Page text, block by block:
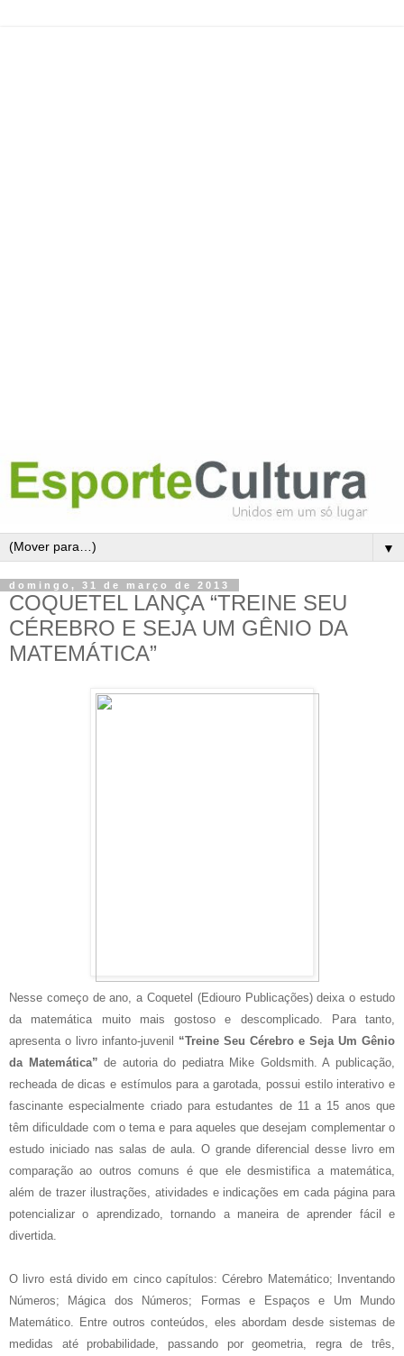
▼
domingo, 31 de março de 2013
COQUETEL LANÇA “TREINE SEU
CÉREBRO E SEJA UM GÊNIO DA
MATEMÁTICA”
Nesse começo de ano, a Coquetel (Ediouro Publicações) deixa o estudo
da matemática muito mais gostoso e descomplicado. Para tanto,
apresenta o livro infanto-juvenil “Treine Seu Cérebro e Seja Um Gênio
da Matemática” de autoria do pediatra Mike Goldsmith. A publicação,
recheada de dicas e estímulos para a garotada, possui estilo interativo e
fascinante especialmente criado para estudantes de 11 a 15 anos que
têm dificuldade com o tema e para aqueles que desejam complementar o
estudo iniciado nas salas de aula. O grande diferencial desse livro em
comparação ao outros comuns é que ele desmistifica a matemática,
além de trazer ilustrações, atividades e indicações em cada página para
potencializar o aprendizado, tornando a maneira de aprender fácil e
divertida.
O livro está divido em cinco capítulos: Cérebro Matemático; Inventando
Números; Mágica dos Números; Formas e Espaços e Um Mundo
Matemático. Entre outros conteúdos, eles abordam desde sistemas de
medidas até probabilidade, passando por geometria, regra de três,